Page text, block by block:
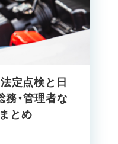
定点検と日
務・管理者な
とめ